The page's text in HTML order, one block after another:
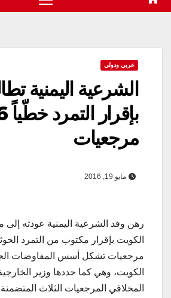
عربي ودولي
الشرعية اليمنية
بإقرار
مرجعيات
مايو 19, 2016
رهن وفد الشرعية اليمنية عودته إلى
الكويت بإقرار مكتوب من التمرد
مرجعيات تشكل أسس المفاوضات
الكويت، وهي كما حددها وزير
المخلافي المرجعيات الثلاث المتضمنة